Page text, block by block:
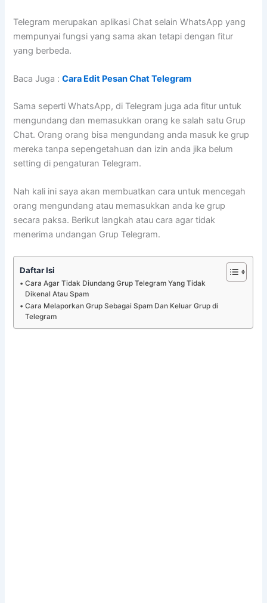
Telegram merupakan aplikasi Chat selain WhatsApp yang
mempunyai fungsi yang sama akan tetapi dengan fitur
yang berbeda.
Baca Juga :Cara Edit Pesan Chat Telegram
Sama seperti WhatsApp, di Telegram juga ada fitur untuk
mengundang dan memasukkan orang ke salah satu Grup
Chat. Orang orang bisa mengundang anda masuk ke grup
mereka tanpa sepengetahuan dan izin anda jika belum
setting di pengaturan Telegram.
Nah kali ini saya akan membuatkan cara untuk mencegah
orang mengundang atau memasukkan anda ke grup
secara paksa. Berikut langkah atau cara agar tidak
menerima undangan Grup Telegram.
Daftar Isi
Cara Agar Tidak Diundang Grup Telegram Yang Tidak
Dikenal Atau Spam
Cara Melaporkan Grup Sebagai Spam Dan Keluar Grup di
Telegram